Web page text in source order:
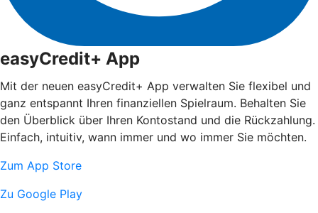
easyCredit+ App
Mit der neuen easyCredit+ App verwalten Sie flexibel und
ganz entspannt Ihren finanziellen Spielraum. Behalten Sie
den Überblick über Ihren Kontostand und die Rückzahlung.
Einfach, intuitiv, wann immer und wo immer Sie möchten.
Zum App Store
Zu Google Play